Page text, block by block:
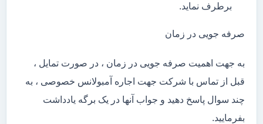
برطرف نماید.
صرفه جویی در زمان
به جهت اهمیت صرفه جویی در زمان ، در صورت تمایل ،
قبل از تماس با شرکت جهت اجاره آمبولانس خصوصی ، به
چند سوال پاسخ دهید و جواب آنها در یک برگه یادداشت
بفرمایید.